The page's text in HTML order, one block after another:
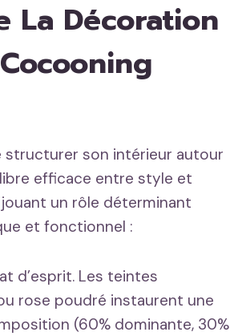
La Décoration
son intérieur autour
efficace entre style et
un rôle déterminant
et fonctionnel :
d’esprit. Les teintes
rose poudré instaurent une
(60% dominante, 30%